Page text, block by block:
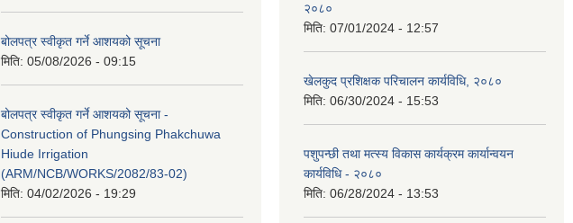
बोलपत्र स्वीकृत गर्ने आशयको सूचना
मिति: 05/08/2026 - 09:15
बोलपत्र स्वीकृत गर्ने आशयको सूचना -
Construction of Phungsing Phakchuwa
Hiude Irrigation
(ARM/NCB/WORKS/2082/83-02)
मिति: 04/02/2026 - 19:29
२०८०
मिति: 07/01/2024 - 12:57
खेलकुद प्रशिक्षक परिचालन कार्यविधि, २०८०
मिति: 06/30/2024 - 15:53
पशुपन्छी तथा मत्स्य विकास कार्यक्रम कार्यान्वयन
कार्यविधि - २०८०
मिति: 06/28/2024 - 13:53